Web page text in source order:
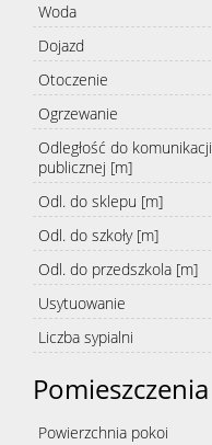
Woda
Dojazd
Otoczenie
Ogrzewanie
Odległość do komunikacji
publicznej [m]
Odl. do sklepu [m]
Odl. do szkoły [m]
Odl. do przedszkola [m]
Usytuowanie
Liczba sypialni
Pomieszczenia
Powierzchnia pokoi